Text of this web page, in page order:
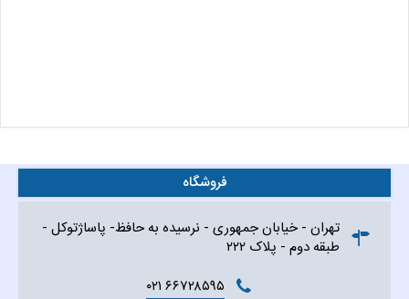
فروشگاه
تهران - خیابان جمهوری - نرسیده به حافظ- پاساژتوکل -
طبقه دوم - پلاک ۲۲۲
۶۶۷۲۸۵۹۵ ۰۲۱